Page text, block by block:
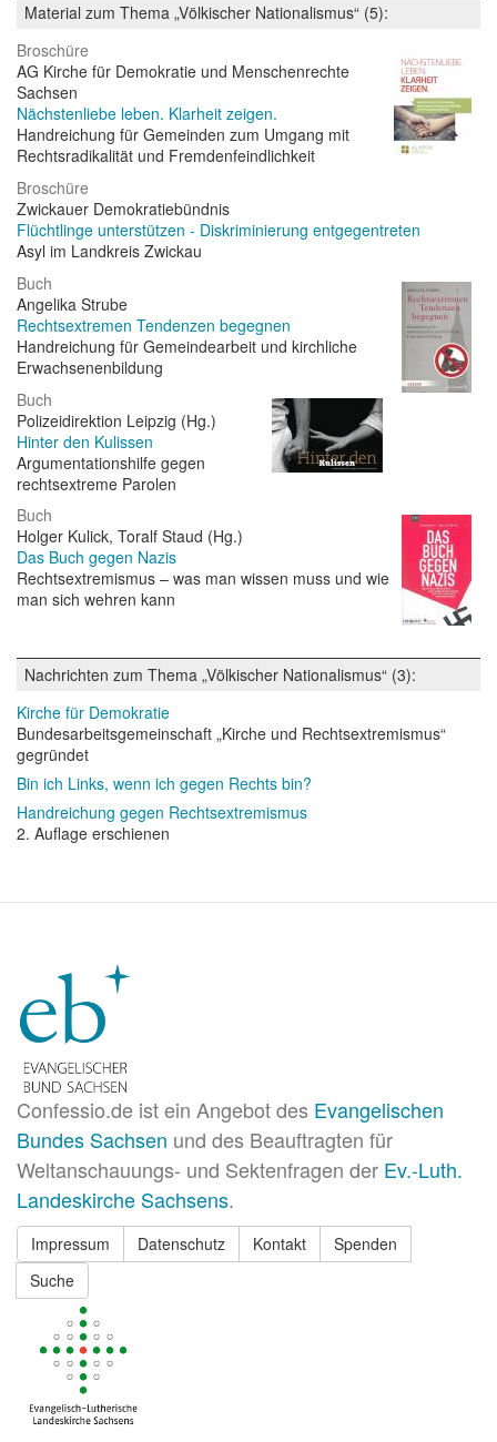
Material zum Thema „Völkischer Nationalismus“ (5):
Broschüre
AG Kirche für Demokratie und Menschenrechte
Sachsen
Nächstenliebe leben. Klarheit zeigen.
Handreichung für Gemeinden zum Umgang mit
Rechtsradikalität und Fremdenfeindlichkeit
Broschüre
Zwickauer Demokratiebündnis
Flüchtlinge unterstützen - Diskriminierung entgegentreten
Asyl im Landkreis Zwickau
Buch
Angelika Strube
Rechtsextremen Tendenzen begegnen
Handreichung für Gemeindearbeit und kirchliche
Erwachsenenbildung
Buch
Polizeidirektion Leipzig (Hg.)
Hinter den Kulissen
Argumentationshilfe gegen
rechtsextreme Parolen
Buch
Holger Kulick, Toralf Staud (Hg.)
Das Buch gegen Nazis
Rechtsextremismus – was man wissen muss und wie
man sich wehren kann
Nachrichten zum Thema „Völkischer Nationalismus“ (3):
Kirche für Demokratie
Bundesarbeitsgemeinschaft „Kirche und Rechtsextremismus“
gegründet
Bin ich Links, wenn ich gegen Rechts bin?
Handreichung gegen Rechtsextremismus
2. Auflage erschienen
Confessio.de ist ein Angebot des Evangelischen
Bundes Sachsen und des Beauftragten für
Weltanschauungs- und Sektenfragen der Ev.-Luth.
Landeskirche Sachsens.
Impressum Datenschutz Kontakt
Spenden
Suche